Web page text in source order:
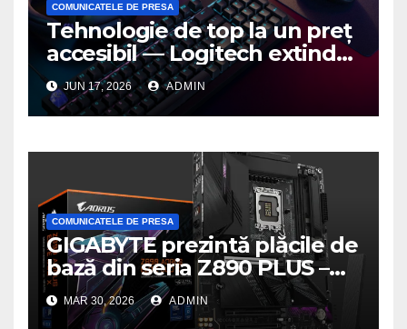
COMUNICATELE DE PRESA
Tehnologie de top la un preț
accesibil — Logitech extinde
seria G3 cu un nou mouse și
o nouă tastatură pentru
gaming pe PC
JUN 17, 2026 ADMIN
COMUNICATELE DE PRESA
GIGABYTE prezintă plăcile de
bază din seria Z890 PLUS –
performanță de ultimă
generație la un nou nivel
MAR 30, 2026 ADMIN